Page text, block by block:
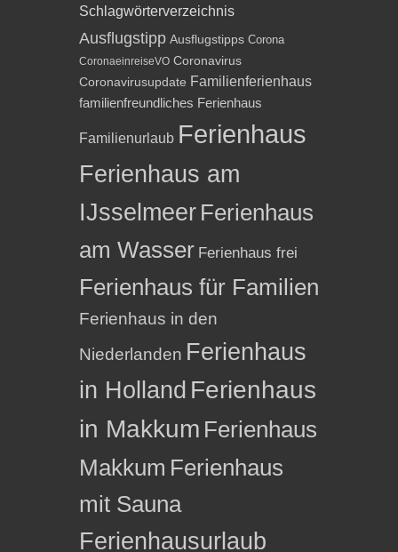
Schlagwörterverzeichnis
Ausflugstipp Ausflugstipps Corona
CoronaeinreiseVO Coronavirus
Coronavirusupdate Familienferienhaus
familienfreundliches Ferienhaus
Familienurlaub Ferienhaus
Ferienhaus am
IJsselmeer Ferienhaus
am Wasser Ferienhaus frei
Ferienhaus für Familien
Ferienhaus in den
Niederlanden Ferienhaus
in Holland Ferienhaus
in Makkum Ferienhaus
Makkum Ferienhaus
mit Sauna
Ferienhausurlaub